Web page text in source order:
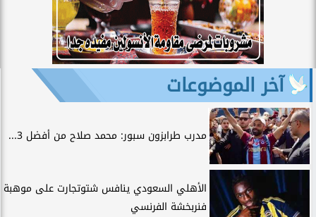
آخر الموضوعات
مدرب طرابزون سبور: محمد صلاح من أفضل 3...
الأهلي السعودي ينافس شتوتجارت على موهبة
فنربخشة الفرنسي